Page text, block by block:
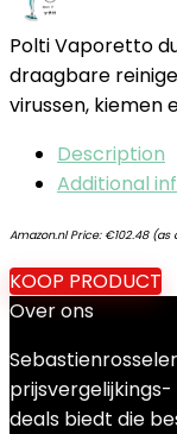
Polti Vaporetto
draagbare
virussen, kiemen
Description
Additional
Amazon.nl Price: €102.48(as
KOOP PRODUCT
Over ons
deals biedt die